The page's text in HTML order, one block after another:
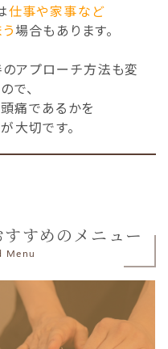
仕事や家事など
場合もあります。
のアプローチ方法も変
で、
痛であるかを
大切です。
すめのメニュー
Menu